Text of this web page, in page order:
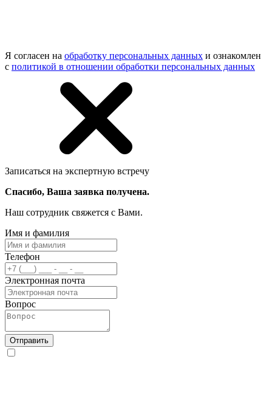
Я согласен на обработку персональных данных и ознакомлен
с политикой в отношении обработки персональных данных
Записаться на экспертную встречу
Спасибо, Ваша заявка получена.
Наш сотрудник свяжется с Вами.
Имя и фамилия
Телефон
Электронная почта
Вопрос
Отправить